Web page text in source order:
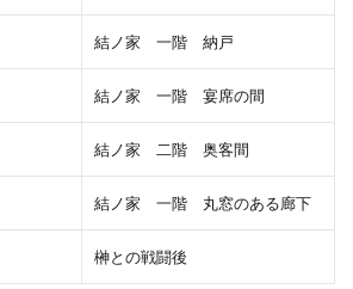
結ノ家 一階 納戸
結ノ家 一階 宴席の間
結ノ家 二階 奥客間
結ノ家 一階 丸窓のある廊下
榊との戦闘後